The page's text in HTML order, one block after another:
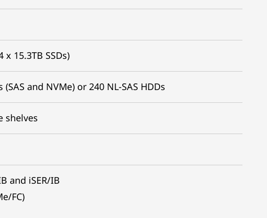
x 15.3TB SSDs)
and NVMe) or 240 NL-SAS HDDs
shelves
and iSER/IB
FC)